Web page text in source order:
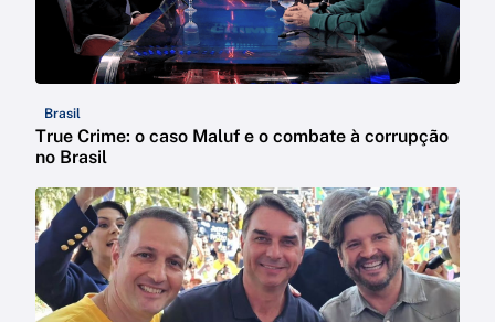
Brasil
True Crime: o caso Maluf e o combate à corrupção
no Brasil